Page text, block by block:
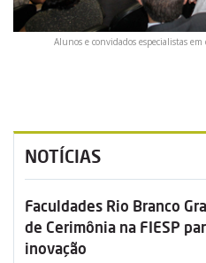
Alunos e convidados especialistas
NOTÍCIAS
Faculdades Rio Branco
de Cerimônia na FIESP
inovação